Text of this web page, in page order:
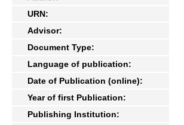
URN:
Advisor:
Document Type:
Language of publication:
Date of Publication (online):
Year of first Publication:
Publishing Institution: